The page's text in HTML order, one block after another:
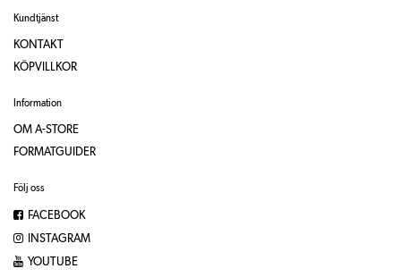
Kundtjänst
KONTAKT
KÖPVILLKOR
Information
OM A-STORE
FORMATGUIDER
Följ oss
FACEBOOK
INSTAGRAM
YOUTUBE